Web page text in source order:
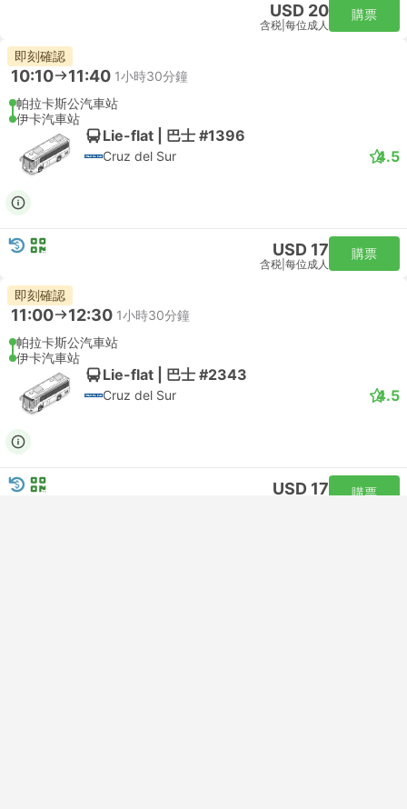
USD 20
含税 每位成人
購票
即刻確認
10:10 11:40 1小時30分鐘
帕拉卡斯公汽車站
伊卡汽車站
Lie-flat | 巴士 #1396
Cruz del Sur 4.5
USD 17
含税 每位成人
購票
即刻確認
11:00 12:30 1小時30分鐘
帕拉卡斯公汽車站
伊卡汽車站
Lie-flat | 巴士 #2343
Cruz del Sur 4.5
USD 17 購票